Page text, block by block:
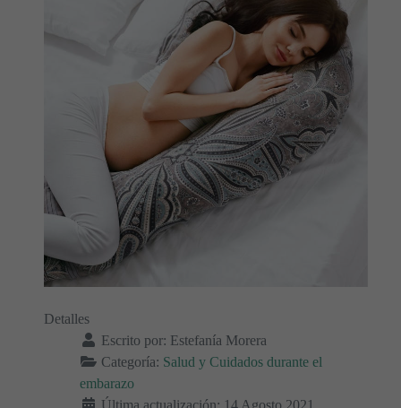
Detalles
Escrito por: Estefanía Morera
Categoría: Salud y Cuidados durante el
embarazo
Última actualización: 14 Agosto 2021